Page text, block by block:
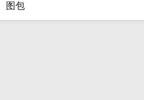
图包